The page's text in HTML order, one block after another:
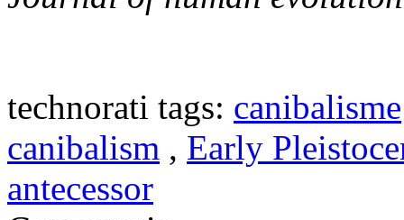
technorati tags: canibalisme
canibalism , Early
antecessor